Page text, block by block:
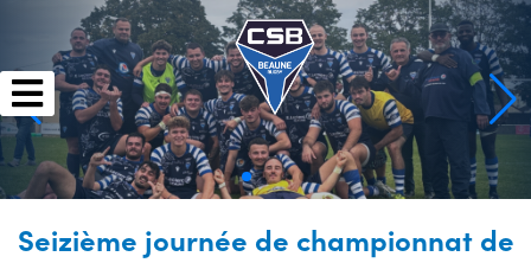
Seizième journée de championnat de